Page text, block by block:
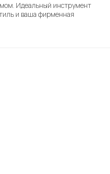
Идеальный инструмент
и ваша фирменная